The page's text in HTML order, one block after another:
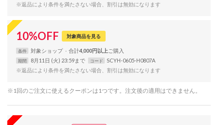
※返品により条件を満たさない場合、割引は無効になります
10%OFF 対象商品を見る
条件 対象ショップ 合計4,000円以上
期間 8月11日 (火) 23:59まで コード
SCYH-0605-H0807A
※返品により条件を満たさない場合、割引は無効になります
※1回のご注文に使えるクーポンは1つです。注文後の適用はできません。